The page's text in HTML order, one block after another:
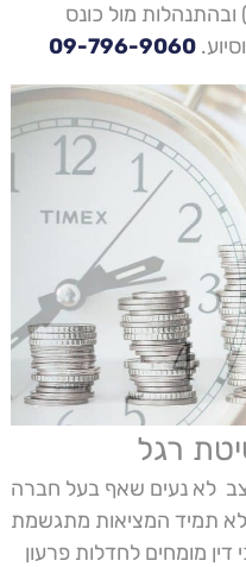
מול כונס
09-796-9060
רגל
לא נעים שאף בעל חברה
תמיד המציאות מתגשמת
דין מומחים לחדלות פרעון